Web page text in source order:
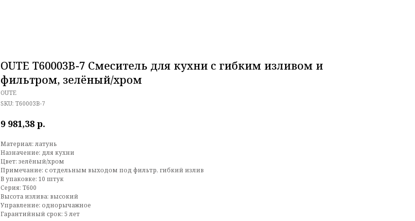
OUTE T60003B-7 Смеситель для кухни с гибким изливом и
фильтром, зелёный/хром
OUTE
SKU: T60003B-7
9 981,38 р.
Материал: латунь
Назначение: для кухни
Цвет: зелёный/хром
Примечание: с отдельным выходом под фильтр, гибкий излив
В упаковке: 10 штук
Серия: T600
Высота излива: высокий
Управление: однорычажное
Гарантийный срок: 5 лет